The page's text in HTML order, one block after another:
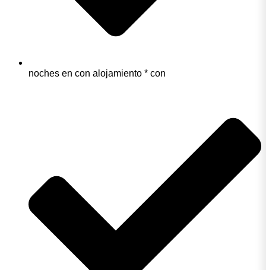
noches en con alojamiento * con